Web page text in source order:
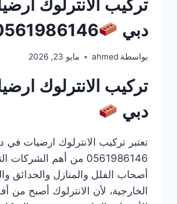
تركيب الانترلوك
دبي
بواسطة ahmed مايو 23, 2026
تركيب الانترلوك
دبي
تعتبر تركيب الانترلوك ارضيات في
0561986146 من أهم
أصحاب الفلل والمنازل والحدائق
الخارجية، لأن الانترلوك أصبح